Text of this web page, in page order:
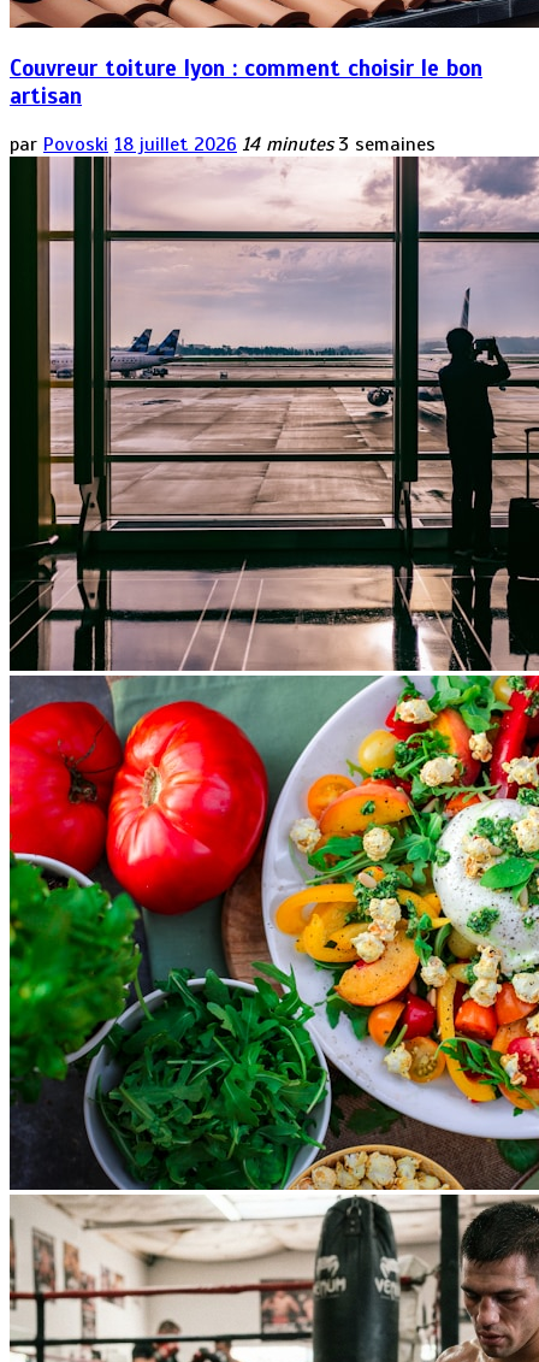
Couvreur toiture lyon : comment choisir le bon
artisan
par Povoski 18 juillet 2026 14 minutes 3 semaines